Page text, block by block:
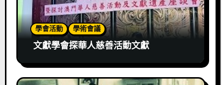
學會活動 學術會議
文獻學會探華人慈善活動文獻